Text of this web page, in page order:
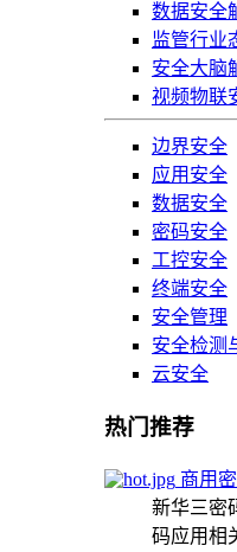
数据安全
监管行业
安全大脑
视频物联
边界安全
应用安全
数据安全
密码安全
工控安全
终端安全
安全管理
安全检测
云安全
热门推荐
商用
新华三密
码应用相